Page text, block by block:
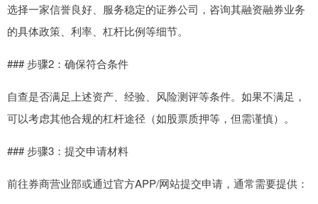
选择一家信誉良好、服务稳定的证券公司，咨询其融资融券业务
的具体政策、利率、杠杆比例等细节。
### 步骤2：确保符合条件
自查是否满足上述资产、经验、风险测评等条件。如果不满足，
可以考虑其他合规的杠杆途径（如股票质押等，但需谨慎）。
### 步骤3：提交申请材料
前往券商营业部或通过官方APP/网站提交申请，通常需要提供：